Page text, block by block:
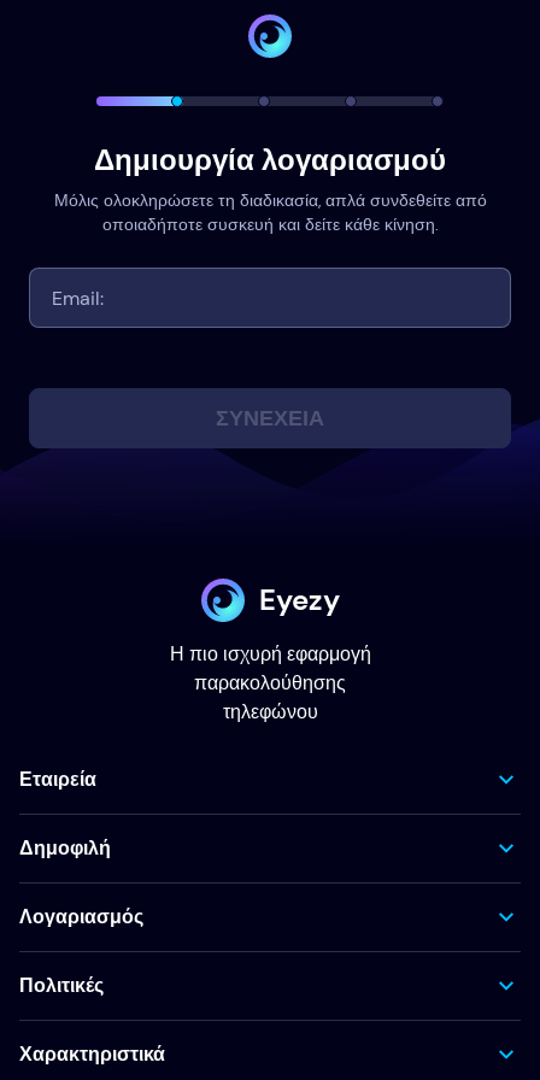
Δημιουργία λογαριασμού
Μόλις ολοκληρώσετε τη διαδικασία, απλά συνδεθείτε από
οποιαδήποτε συσκευή και δείτε κάθε κίνηση.
ΣΥΝΈΧΕΙΑ
Eyezy
Η πιο ισχυρή εφαρμογή
παρακολούθησης
τηλεφώνου
Εταιρεία
Δημοφιλή
Λογαριασμός
Πολιτικές
Χαρακτηριστικά